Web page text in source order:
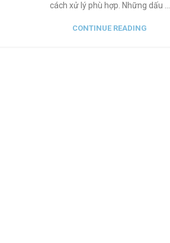
cách xử lý phù hợp. Những dấu ...
CONTINUE READING